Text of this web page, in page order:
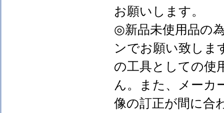
お願いします。
◎新品未使用品の
ンでお願い致しま
の工具としての使
ん。また、メーカ
像の訂正が間に合